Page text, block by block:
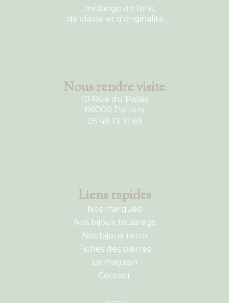
...mélange de folie,
de classe et d'originalité...
Nous rendre visite
10 Rue du Palais
86000 Poitiers
05 49 13 31 69
Liens rapides
Nos marques
Nos bijoux touaregs
Nos bijoux retro
Fiches des pierres
Le magasin
Contact